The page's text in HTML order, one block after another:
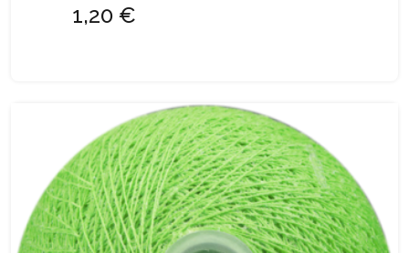
1,20 €